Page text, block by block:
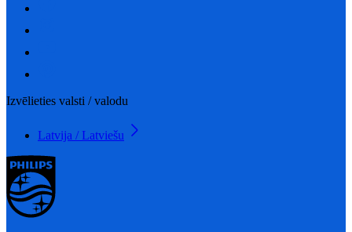
Izvēlieties valsti / valodu
Latvija / Latviešu